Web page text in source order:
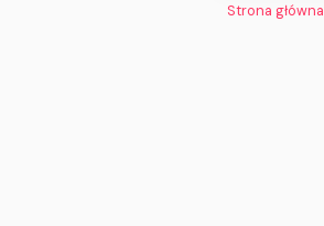
Strona główna